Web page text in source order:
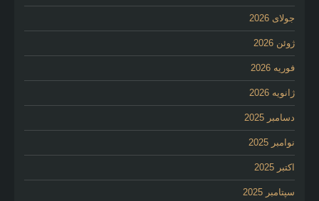
جولای 2026
ژوئن 2026
فوریه 2026
ژانویه 2026
دسامبر 2025
نوامبر 2025
اکتبر 2025
سپتامبر 2025